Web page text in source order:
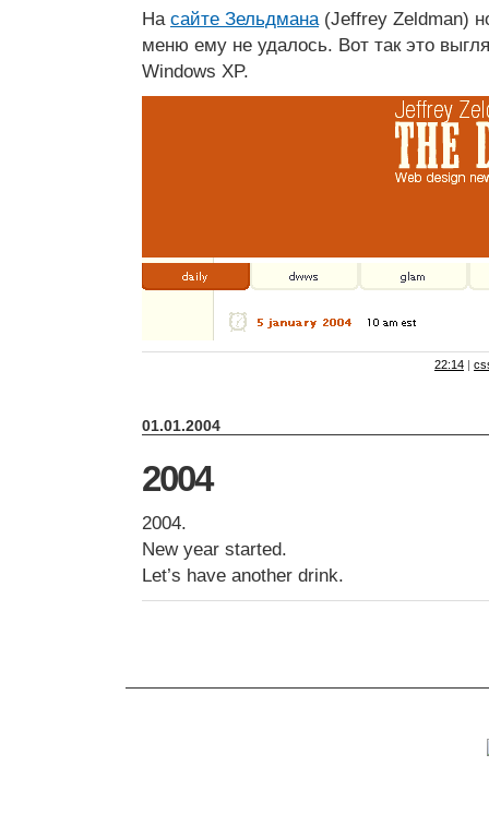
На сайте Зельдмана(Jeffrey Zeldman)
меню ему не удалось. Вот так это
Windows XP.
22:14 |
01.01.2004
2004
2004.
New year started.
Let’s have another drink.